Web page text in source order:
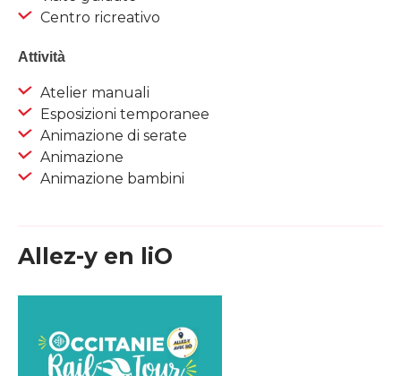
Centro ricreativo
Attività
Atelier manuali
Esposizioni temporanee
Animazione di serate
Animazione
Animazione bambini
Allez-y en liO